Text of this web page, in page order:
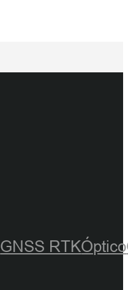
GNSS RTKÓptico